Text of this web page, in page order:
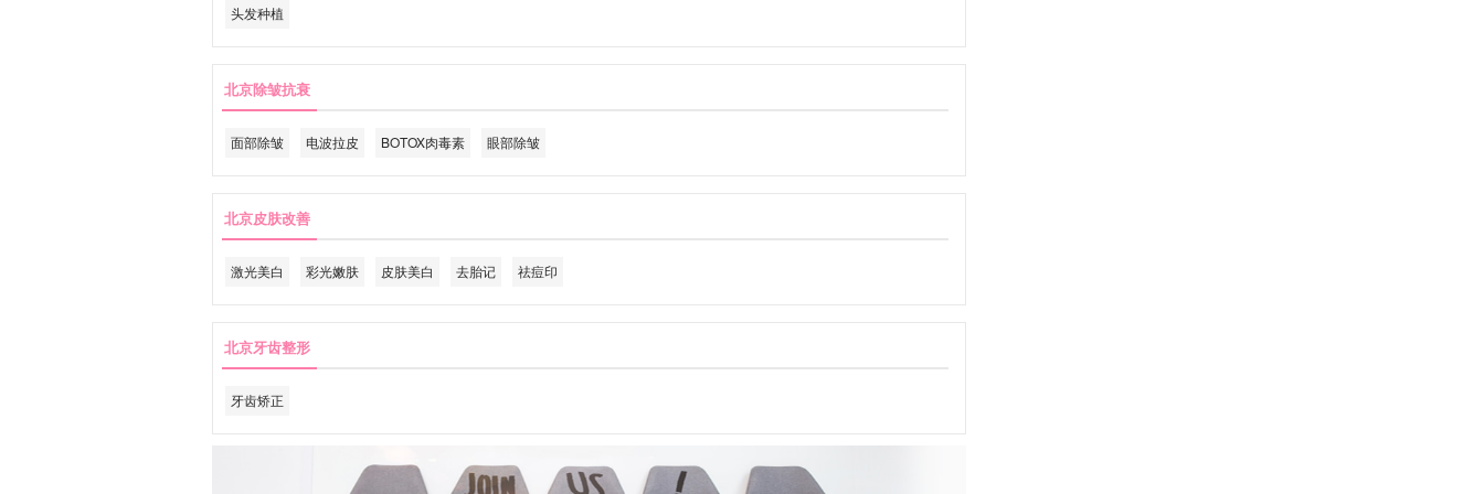
头发种植
北京除皱抗衰
面部除皱 电波拉皮 BOTOX肉毒素 眼部除皱
北京皮肤改善
激光美白 彩光嫩肤 皮肤美白 去胎记 祛痘印
北京牙齿整形
牙齿矫正